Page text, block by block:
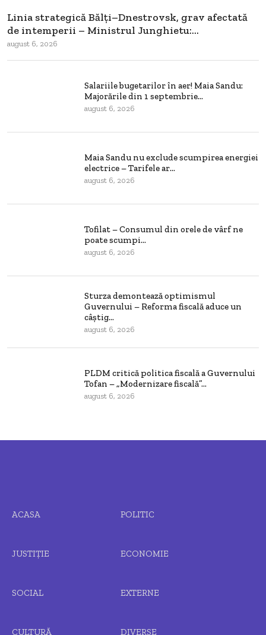
Linia strategică Bălți–Dnestrovsk, grav afectată
de intemperii – Ministrul Junghietu:...
august 6, 2026
Salariile bugetarilor în aer! Maia Sandu:
Majorările din 1 septembrie...
august 6, 2026
Maia Sandu nu exclude scumpirea energiei
electrice – Tarifele ar...
august 6, 2026
Tofilat – Consumul din orele de vârf ne
poate scumpi...
august 6, 2026
Sturza demontează optimismul
Guvernului – Reforma fiscală aduce un
câștig...
august 6, 2026
PLDM critică politica fiscală a Guvernului
Tofan – „Modernizare fiscală”...
august 6, 2026
ACASA POLITIC
JUSTIȚIE ECONOMIE
SOCIAL EXTERNE
CULTURĂ DIVERSE